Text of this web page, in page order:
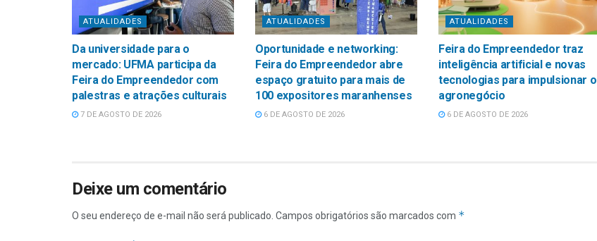
ATUALIDADES
Da universidade para o
mercado: UFMA participa da
Feira do Empreendedor com
palestras e atrações culturais
7 DE AGOSTO DE 2026
ATUALIDADES
Oportunidade e networking:
Feira do Empreendedor abre
espaço gratuito para mais de
100 expositores maranhenses
6 DE AGOSTO DE 2026
ATUALIDADES
Feira do Empreendedor traz
inteligência artificial e novas
tecnologias para impulsionar o
agronegócio
6 DE AGOSTO DE 2026
Deixe um comentário
O seu endereço de e-mail não será publicado. Campos obrigatórios são marcados com *